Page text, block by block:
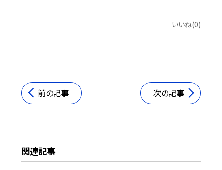
いいね(0)
前の記事 次の記事
関連記事